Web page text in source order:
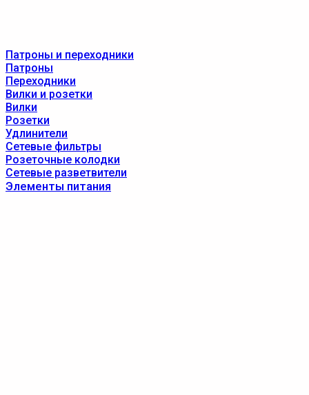
Патроны и переходники
Патроны
Переходники
Вилки и розетки
Вилки
Розетки
Удлинители
Сетевые фильтры
Розеточные колодки
Сетевые разветвители
Элементы питания